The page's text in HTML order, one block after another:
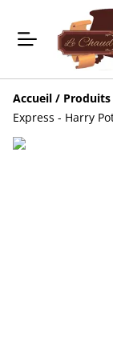
Accueil / Produits
Express - Harry